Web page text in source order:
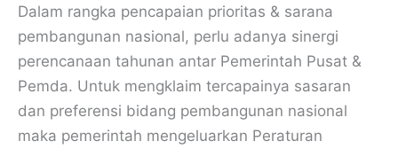
Dalam rangka pencapaian prioritas & sarana
pembangunan nasional, perlu adanya sinergi
perencanaan tahunan antar Pemerintah Pusat &
Pemda. Untuk mengklaim tercapainya sasaran
dan preferensi bidang pembangunan nasional
maka pemerintah mengeluarkan Peraturan